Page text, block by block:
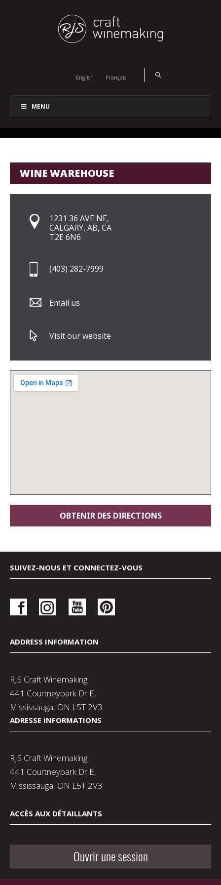
English Français
MENU
WINE WAREHOUSE
1231 36 AVE NE,
CALGARY, AB, CA
T2E 6N6
(403) 282-7999
Email us
Visit our website
SUIVEZ-NOUS ET CONNECTEZ-VOUS
ADDRESS INFORMATION
RJS Craft Winemaking
441 Courtneypark Dr E,
Mississauga, ON L5T 2V3
ADRESSE INFORMATIONS
RJS Craft Winemaking
441 Courtneypark Dr E,
Mississauga, ON L5T 2V3
ACCÈS AUX DÉTAILLANTS
Ouvrir une session